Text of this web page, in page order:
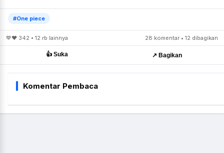
#One piece
💙❤️ 342 • 12 rb lainnya 28 komentar • 12 dibagikan
👍 Suka ↗️ Bagikan
Komentar Pembaca